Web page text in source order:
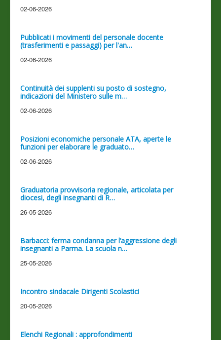
02-06-2026
Pubblicati i movimenti del personale docente
(trasferimenti e passaggi) per l'an…
02-06-2026
Continuità dei supplenti su posto di sostegno,
indicazioni del Ministero sulle m…
02-06-2026
Posizioni economiche personale ATA, aperte le
funzioni per elaborare le graduato…
02-06-2026
Graduatoria provvisoria regionale, articolata per
diocesi, degli insegnanti di R…
26-05-2026
Barbacci: ferma condanna per l’aggressione degli
insegnanti a Parma. La scuola n…
25-05-2026
Incontro sindacale Dirigenti Scolastici
20-05-2026
Elenchi Regionali : approfondimenti